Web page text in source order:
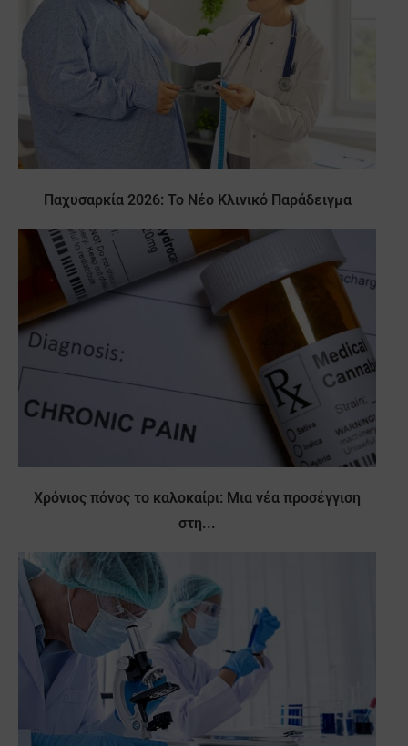
Παχυσαρκία 2026: Το Νέο Κλινικό Παράδειγμα
Χρόνιος πόνος το καλοκαίρι: Μια νέα προσέγγιση
στη...